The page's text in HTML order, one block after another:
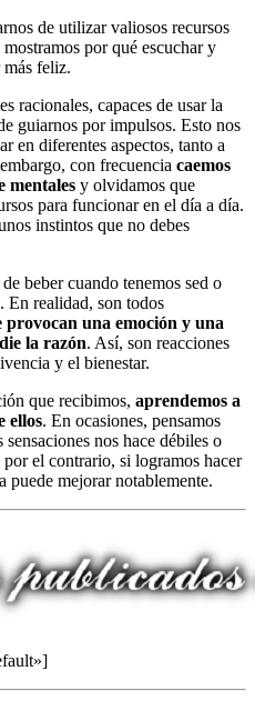
de utilizar valiosos recursos
por qué escuchar y
más feliz.
racionales, capaces de usar la
guiarnos por impulsos. Esto nos
en diferentes aspectos, tanto a
con frecuencia caemos
mentales y olvidamos que
para funcionar en el día a día.
instintos que no debes
beber cuando tenemos sed o
En realidad, son todos
una emoción y una
la razón. Así, son reacciones
y el bienestar.
que recibimos, aprendemos a
ellos. En ocasiones, pensamos
sensaciones nos hace débiles o
el contrario, si logramos hacer
puede mejorar notablemente.